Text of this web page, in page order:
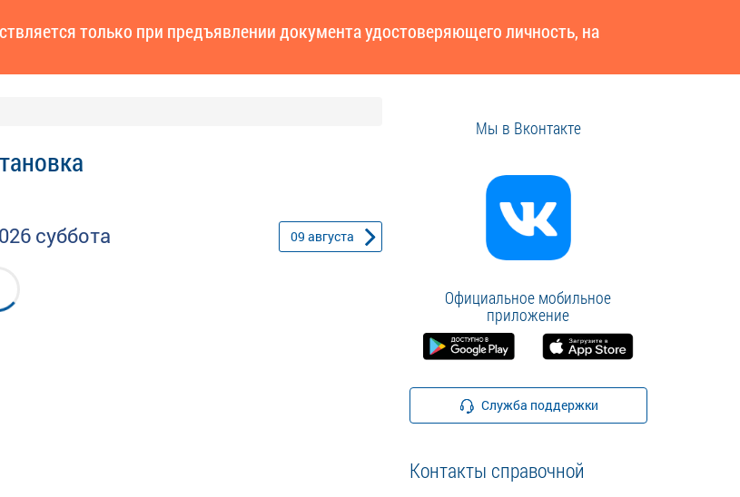
только при предъявлении документа удостоверяющего личность, на
суббота 09 августа
Мы в Вконтакте
Официальное мобильное
приложение
Служба поддержки
Контакты справочной